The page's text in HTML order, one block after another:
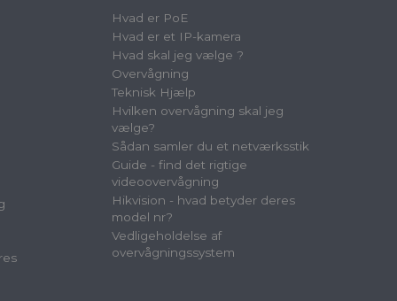
Hvad er PoE
Hvad er et IP-kamera
Hvad skal jeg vælge ?
Overvågning
Teknisk Hjælp
Hvilken overvågning skal jeg
vælge?
Sådan samler du et netværksstik
Guide - find det rigtige
videoovervågning
Hikvision - hvad betyder deres
model nr?
Vedligeholdelse af
overvågningssystem